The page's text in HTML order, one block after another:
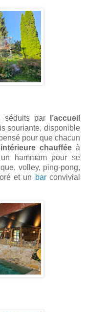
séduits par
l’accueil
souriante, disponible
pour que chacun
chaufféeà
hammam pour se
volley, ping-pong,
et un barconvivial